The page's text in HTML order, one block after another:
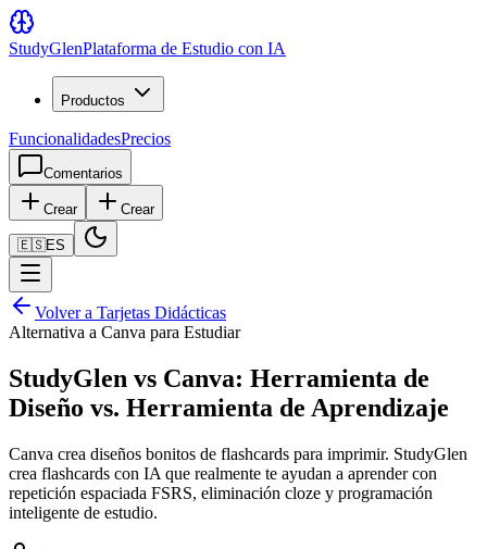
StudyGlenPlataforma de Estudio con IA
Productos
FuncionalidadesPrecios
Comentarios
Crear Crear
🇪🇸ES
Volver a Tarjetas Didácticas
Alternativa a Canva para Estudiar
StudyGlen vs Canva: Herramienta de
Diseño vs. Herramienta de Aprendizaje
Canva crea diseños bonitos de flashcards para imprimir. StudyGlen
crea flashcards con IA que realmente te ayudan a aprender con
repetición espaciada FSRS, eliminación cloze y programación
inteligente de estudio.